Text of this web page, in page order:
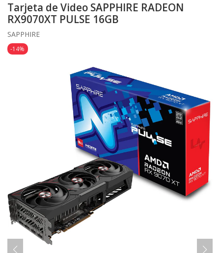
Tarjeta de Video SAPPHIRE RADEON
RX9070XT PULSE 16GB
SAPPHIRE
-14%